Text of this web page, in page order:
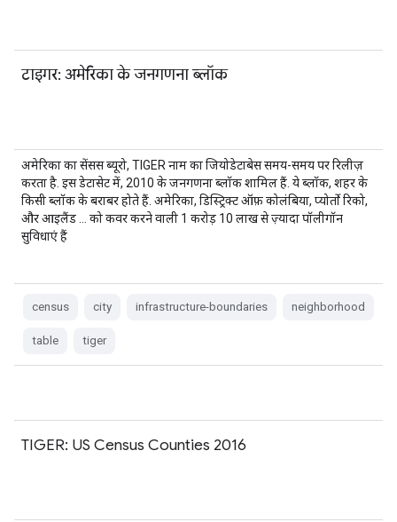
टाइगर: अमेरिका के जनगणना ब्लॉक
अमेरिका का सेंसस ब्यूरो, TIGER नाम का जियोडेटाबेस समय-समय पर रिलीज़
करता है. इस डेटासेट में, 2010 के जनगणना ब्लॉक शामिल हैं. ये ब्लॉक, शहर के
किसी ब्लॉक के बराबर होते हैं. अमेरिका, डिस्ट्रिक्ट ऑफ़ कोलंबिया, प्योर्तो रिको,
और आइलैंड … को कवर करने वाली 1 करोड़ 10 लाख से ज़्यादा पॉलीगॉन
सुविधाएं हैं
census city infrastructure-boundaries neighborhood
table tiger
TIGER: US Census Counties 2016